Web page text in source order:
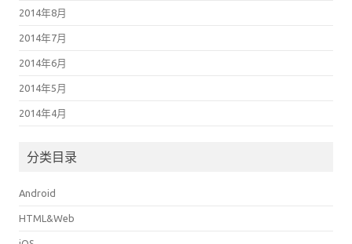
2014年8月
2014年7月
2014年6月
2014年5月
2014年4月
分类目录
Android
HTML&Web